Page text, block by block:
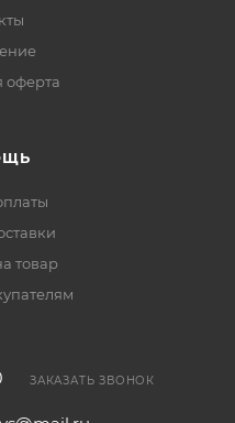
оферта
товар
ЗАКАЗАТЬ ЗВОНОК